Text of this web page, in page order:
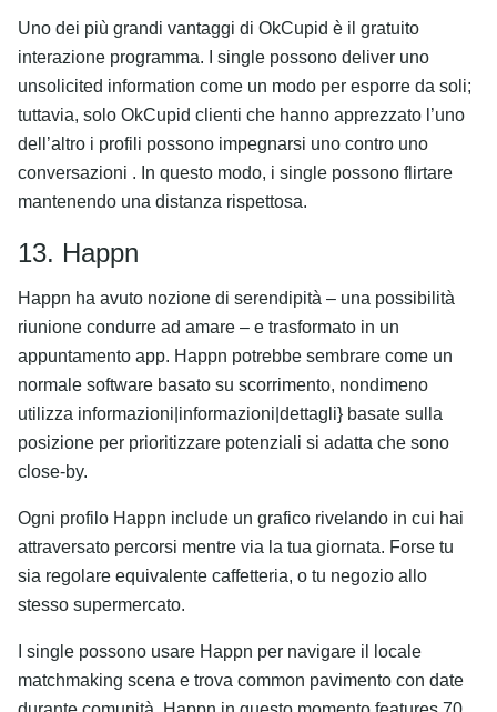
Uno dei più grandi vantaggi di OkCupid è il gratuito
interazione programma. I single possono deliver uno
unsolicited information come un modo per esporre da soli;
tuttavia, solo OkCupid clienti che hanno apprezzato l’uno
dell’altro i profili possono impegnarsi uno contro uno
conversazioni . In questo modo, i single possono flirtare
mantenendo una distanza rispettosa.
13. Happn
Happn ha avuto nozione di serendipità – una possibilità
riunione condurre ad amare – e trasformato in un
appuntamento app. Happn potrebbe sembrare come un
normale software basato su scorrimento, nondimeno
utilizza informazioni|informazioni|dettagli} basate sulla
posizione per prioritizzare potenziali si adatta che sono
close-by.
Ogni profilo Happn include un grafico rivelando in cui hai
attraversato percorsi mentre via la tua giornata. Forse tu
sia regolare equivalente caffetteria, o tu negozio allo
stesso supermercato.
I single possono usare Happn per navigare il locale
matchmaking scena e trova common pavimento con date